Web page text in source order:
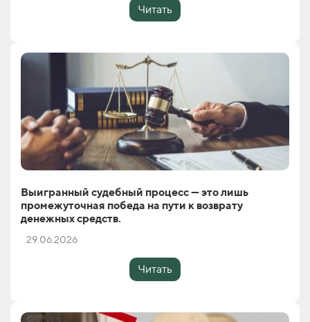
Читать
Выигранный судебный процесс — это лишь
промежуточная победа на пути к возврату
денежных средств.
29.06.2026
Читать